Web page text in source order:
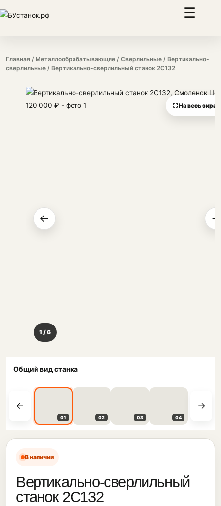
☰
Главная / Металлообрабатывающие / Сверлильные / Вертикально-
сверлильные / Вертикально-сверлильный станок 2С132
01 02 03 04
⛶ На весь экран
← →
1 / 6
Общий вид станка
В наличии
Вертикально-сверлильный
станок 2С132